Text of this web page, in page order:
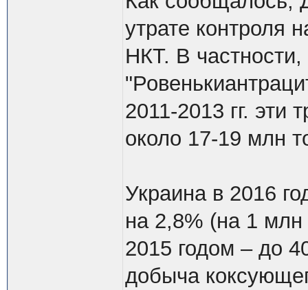
утрате контроля
НКТ. В
2011-2013 гг. эти
около 17-19 млн
Украина в 2016
на 2,8% (на 1
2015 годом – до
добыча